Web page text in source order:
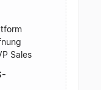
Sales